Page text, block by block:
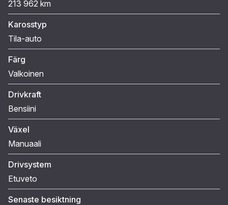
213 962 km
Karosstyp
Tila-auto
Färg
Valkoinen
Drivkraft
Bensiini
Växel
Manuaali
Drivsystem
Etuveto
Senaste besiktning